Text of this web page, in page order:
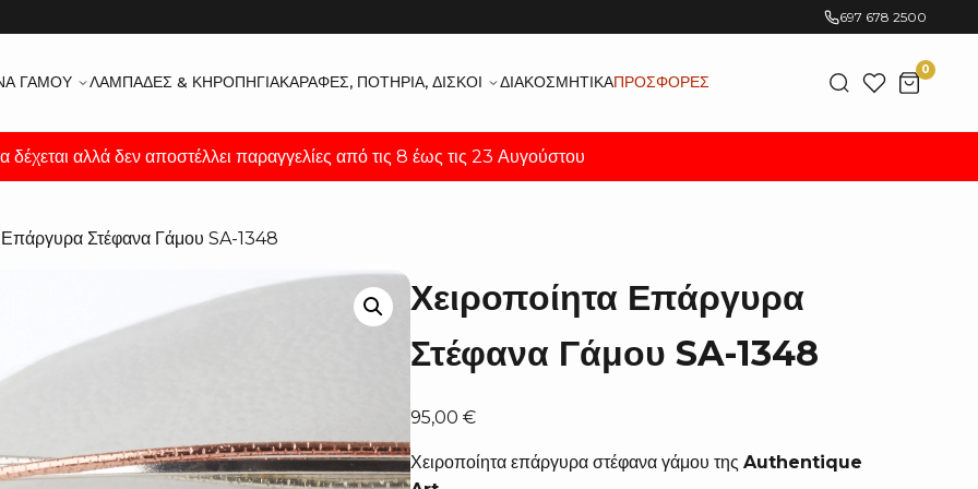
697 678 2500
ΓΆΜΟΥ ΛΑΜΠΆΔΕΣ & ΚΗΡΟΠΉΓΙΑΚΑΡΆΦΕΣ, ΠΟΤΉΡΙΑ, ΔΊΣΚΟΙ ΔΙΑΚΟΣΜΗΤΙΚΆΠΡΟΣΦΟΡΈΣ
0
δέχεται αλλά δεν αποστέλλει παραγγελίες από τις 8 έως τις 23 Αυγούστου
Επάργυρα Στέφανα Γάμου SA-1348
Χειροποίητα Επάργυρα
Στέφανα Γάμου SA-1348
95,00€
Χειροποίητα επάργυρα στέφανα γάμου τηςAuthentique